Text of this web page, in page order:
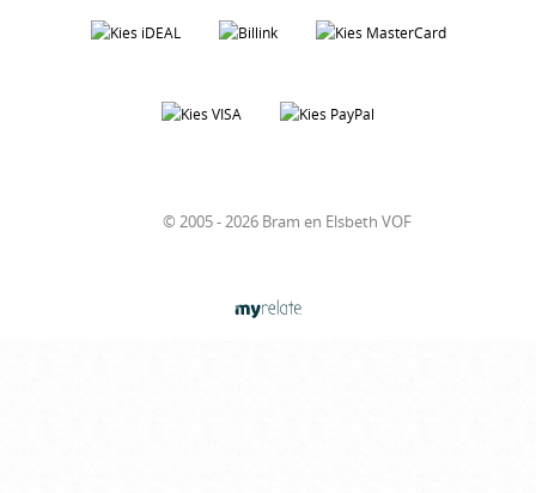
© 2005 - 2026 Bram en Elsbeth VOF